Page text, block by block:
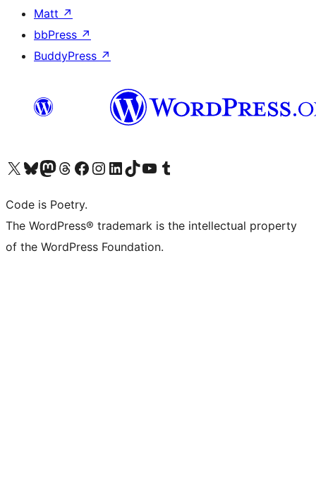
Matt ↗
bbPress ↗
BuddyPress ↗
ຢ້ຽມຊົມບັນຊີ X (ຊື່ເກົ່າ Twitter) ຂອງພວກເຮົາຢ້ຽມຊົມບັນຊີ Bluesky ຂອງພວກເຮົາຢ້ຽມຊົມບັນຊີ Mastodon ຂອງພວກເຮົາຢ້ຽມຊົມບັນຊີ Threads ຂອງພວກເຮົາຢ້ຽມຊົມໜ້າ Facebook ຂອງພວກເຮົາຢ້ຽມຊົມບັນຊີ Instagram ຂອງພວກເຮົາຢ້ຽມຊົມບັນຊີ LinkedIn ຂອງພວກເຮົາຢ້ຽມຊົມບັນຊີ TikTok ຂອງພວກເຮົາຢ້ຽມຊົມຊ່ອງ YouTube ຂອງພວກເຮົາຢ້ຽມຊົມບັນຊີ Tumblr ຂອງພວກເຮົາ
Code is Poetry.
The WordPress® trademark is the intellectual property
of the WordPress Foundation.